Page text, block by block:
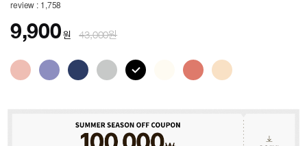
review : 1,758
9,900원 43,000원